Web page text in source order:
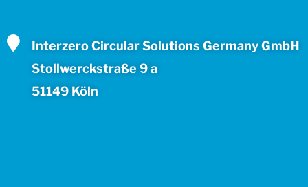
Interzero Circular Solutions Germany GmbH
Stollwerckstraße 9 a
51149 Köln